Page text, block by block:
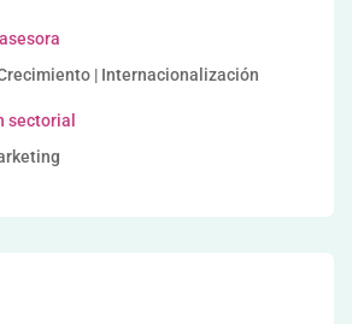
| Internacionalización
sectorial